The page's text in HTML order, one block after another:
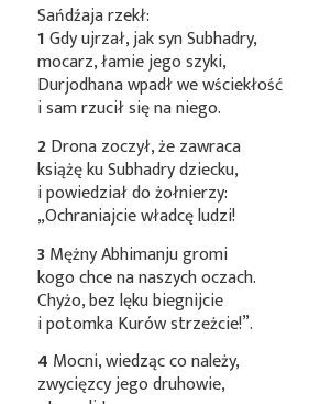
Sańdźaja rzekł:
1Gdy ujrzał, jak syn Subhadry,
mocarz, łamie jego szyki,
Durjodhana wpadł we wściekłość
i sam rzucił się na niego.
2Drona zoczył, że zawraca
książę ku Subhadry dziecku,
i powiedział do żołnierzy:
„Ochraniajcie władcę ludzi!
3Mężny Abhimanju gromi
kogo chce na naszych oczach.
Chyżo, bez lęku biegnijcie
i potomka Kurów strzeżcie!”.
4 Mocni, wiedząc co należy,
zwycięzcy jego druhowie,